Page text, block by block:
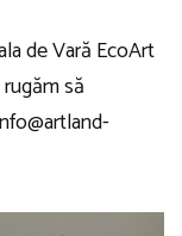
de Vară EcoArt
să